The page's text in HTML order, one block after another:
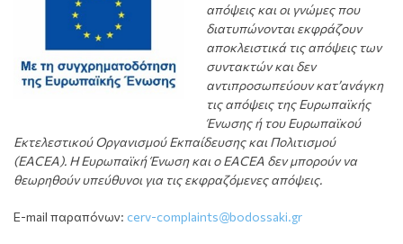
απόψεις και οι γνώμες που
διατυπώνονται εκφράζουν
αποκλειστικά τις απόψεις των
συντακτών και δεν
αντιπροσωπεύουν κατ’ανάγκη
τις απόψεις της Ευρωπαϊκής
Ένωσης ή του Ευρωπαϊκού
Εκτελεστικού Οργανισμού Εκπαίδευσης και Πολιτισμού
(EACEA). Η Ευρωπαϊκή Ένωση και ο EACEA δεν μπορούν να
θεωρηθούν υπεύθυνοι για τις εκφραζόμενες απόψεις.
E-mail παραπόνων: cerv-complaints@bodossaki.gr